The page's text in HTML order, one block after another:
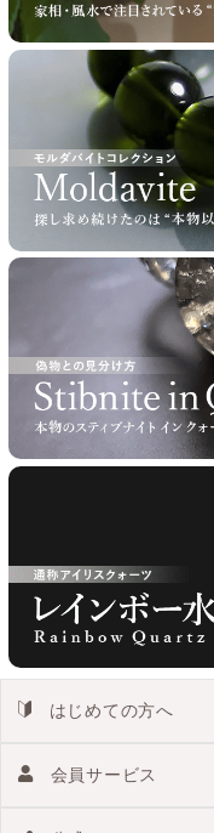
はじめての方へ
会員サービス